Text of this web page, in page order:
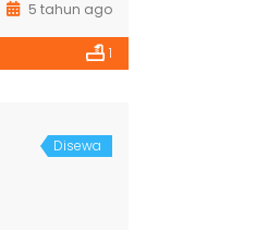
5 tahun ago
1
Disewa